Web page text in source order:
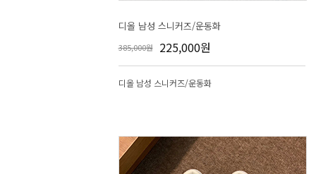
디올 남성 스니커즈/운동화
385,000원 225,000원
디올 남성 스니커즈/운동화